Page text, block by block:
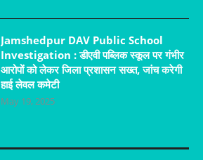
Jamshedpur DAV Public School
Investigation : डीएवी पब्लिक स्कूल पर गंभीर
आरोपों को लेकर जिला प्रशासन सख्त, जांच करेगी
हाई लेवल कमेटी
May 19, 2025